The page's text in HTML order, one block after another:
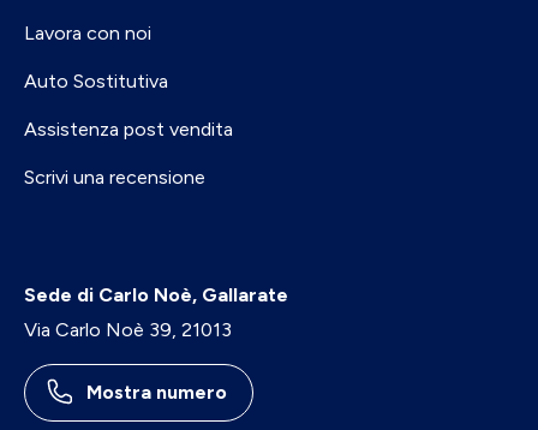
Lavora con noi
Auto Sostitutiva
Assistenza post vendita
Scrivi una recensione
Sede di Carlo Noè, Gallarate
Via Carlo Noè 39, 21013
Mostra numero